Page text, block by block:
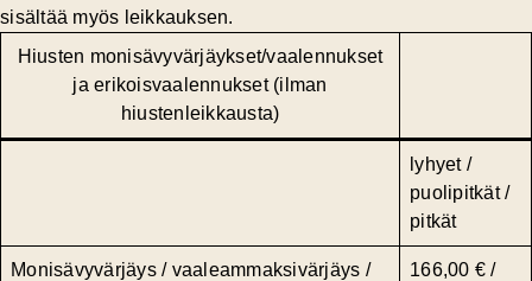
sisältää myös leikkauksen.
Hiusten monisävyvärjäykset/vaalennukset
ja erikoisvaalennukset (ilman
hiustenleikkausta)
lyhyet /
puolipitkät /
pitkät
Monisävyvärjäys / vaaleammaksivärjäys /
166,00 € /